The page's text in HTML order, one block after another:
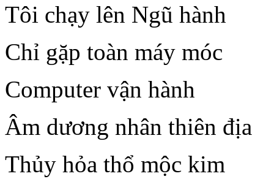
Tôi chạy lên Ngũ hành
Chỉ gặp toàn máy móc
Computer vận hành
Âm dương nhân thiên địa
Thủy hỏa thổ mộc kim